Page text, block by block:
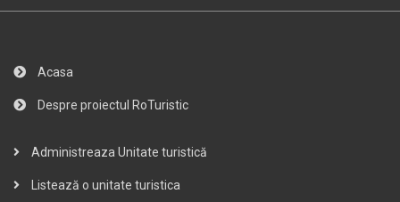
Acasa
Despre proiectul RoTuristic
Administreaza Unitate turistică
Listează o unitate turistica